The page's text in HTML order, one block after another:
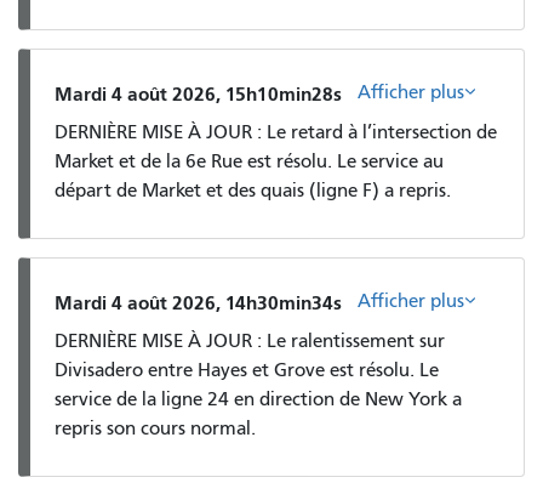
Mardi 4 août 2026, 15h10min28s
Afficher plus
DERNIÈRE MISE À JOUR : Le retard à l’intersection de
Market et de la 6e Rue est résolu. Le service au
départ de Market et des quais (ligne F) a repris.
Mardi 4 août 2026, 14h30min34s
Afficher plus
DERNIÈRE MISE À JOUR : Le ralentissement sur
Divisadero entre Hayes et Grove est résolu. Le
service de la ligne 24 en direction de New York a
repris son cours normal.